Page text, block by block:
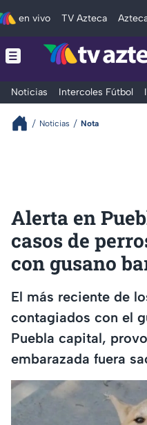
en vivo TV Azteca
Noticias Intercoles Fútbol
Noticias Nota
Alerta en
casos de
con gusano
El más reciente de
contagiados con el
Puebla capital,
embarazada fuera